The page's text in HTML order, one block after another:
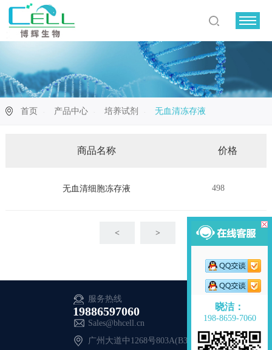
晓洁：
198-8659-7060
首页 产品中心 培养试剂 无血清冻存液
商品名称 价格
无血清细胞冻存液 498
< >
服务热线
19886597060
Sales@bhcell.cn
广州大道中1268号803A(B371)